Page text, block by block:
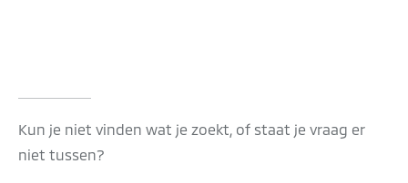
Kun je niet vinden wat je zoekt, of staat je vraag er
niet tussen?